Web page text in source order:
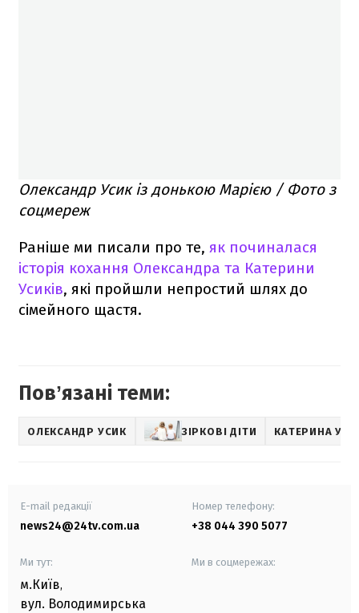
Олександр Усик із донькою Марією / Фото з
соцмереж
Раніше ми писали про те, як починалася
історія кохання Олександра та Катерини
Усиків, які пройшли непростий шлях до
сімейного щастя.
Повʼязані теми:
ОЛЕКСАНДР УСИК ЗІРКОВІ ДІТИ КАТЕРИНА
E-mail редакції
news24@24tv.com.ua
Номер телефону:
+38 044 390 5077
Ми тут:
м.Київ,
вул. Володимирська
Ми в соцмережах: